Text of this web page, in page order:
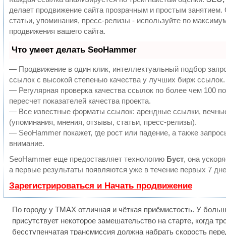
делает продвижение сайта прозрачным и простым
статьи, упоминания, пресс-релизы - используйте по
продвижения вашего сайта.
Что умеет делать SeoHammer
— Продвижение в один клик, интеллектуальный подбор
ссылок с высокой степенью качества у лучших бирж ссылок.
— Регулярная проверка качества ссылок по более чем 100
пересчет показателей качества проекта.
— Все известные форматы ссылок: арендные ссылки,
(упоминания, мнения, отзывы, статьи, пресс-релизы).
— SeoHammer покажет, где рост или падение, а также
внимание.
SeoHammer еще предоставляет технологию Буст, она
а первые результаты появляются уже в течение первых 7
Зарегистрироваться и Начать продвижение
По городу у TMAX отличная и чёткая приёмистость. У
присутствует некоторое замешательство на старте, когда
бесступенчатая трансмиссия должна набрать скорость